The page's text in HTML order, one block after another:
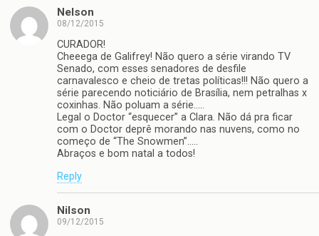
Nelson
08/12/2015
CURADOR!
Cheeega de Galifrey! Não quero a série virando TV
Senado, com esses senadores de desfile
carnavalesco e cheio de tretas políticas!!! Não quero a
série parecendo noticiário de Brasília, nem petralhas x
coxinhas. Não poluam a série…..
Legal o Doctor “esquecer” a Clara. Não dá pra ficar
com o Doctor deprê morando nas nuvens, como no
começo de “The Snowmen”…..
Abraços e bom natal a todos!
Reply
Nilson
09/12/2015